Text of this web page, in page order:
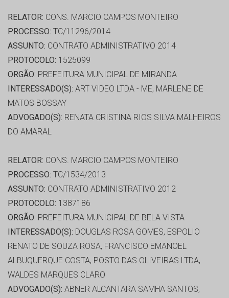
RELATOR: CONS. MARCIO CAMPOS MONTEIRO
PROCESSO: TC/11296/2014
ASSUNTO: CONTRATO ADMINISTRATIVO 2014
PROTOCOLO: 1525099
ORGÃO: PREFEITURA MUNICIPAL DE MIRANDA
INTERESSADO(S): ART VIDEO LTDA - ME, MARLENE DE
MATOS BOSSAY
ADVOGADO(S): RENATA CRISTINA RIOS SILVA MALHEIROS
DO AMARAL
RELATOR: CONS. MARCIO CAMPOS MONTEIRO
PROCESSO: TC/1534/2013
ASSUNTO: CONTRATO ADMINISTRATIVO 2012
PROTOCOLO: 1387186
ORGÃO: PREFEITURA MUNICIPAL DE BELA VISTA
INTERESSADO(S): DOUGLAS ROSA GOMES, ESPOLIO
RENATO DE SOUZA ROSA, FRANCISCO EMANOEL
ALBUQUERQUE COSTA, POSTO DAS OLIVEIRAS LTDA,
WALDES MARQUES CLARO
ADVOGADO(S): ABNER ALCANTARA SAMHA SANTOS,